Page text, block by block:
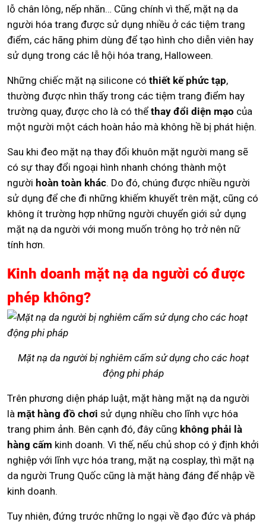
lỗ chân lông, nếp nhăn… Cũng chính vì thế, mặt nạ da
người hóa trang được sử dụng nhiều ở các tiệm trang
điểm, các hãng phim dùng để tạo hình cho diễn viên hay
sử dụng trong các lễ hội hóa trang, Halloween.
Những chiếc mặt nạ silicone có thiết kế phức tạp,
thường được nhìn thấy trong các tiệm trang điểm hay
trường quay, được cho là có thể thay đổi diện mạo của
một người một cách hoàn hảo mà không hề bị phát hiện.
Sau khi đeo mặt nạ thay đổi khuôn mặt người mang sẽ
có sự thay đổi ngoại hình nhanh chóng thành một
người hoàn toàn khác. Do đó, chúng được nhiều người
sử dụng để che đi những khiếm khuyết trên mặt, cũng có
không ít trường hợp những người chuyển giới sử dụng
mặt nạ da người với mong muốn trông họ trở nên nữ
tính hơn.
Kinh doanh mặt nạ da người có được
phép không?
Mặt nạ da người bị nghiêm cấm sử dụng cho các hoạt
động phi pháp
Trên phương diện pháp luật, mặt hàng mặt nạ da người
là mặt hàng đồ chơi sử dụng nhiều cho lĩnh vực hóa
trang phim ảnh. Bên cạnh đó, đây cũng không phải là
hàng cấm kinh doanh. Vì thế, nếu chủ shop có ý định khởi
nghiệp với lĩnh vực hóa trang, mặt nạ cosplay, thì mặt nạ
da người Trung Quốc cũng là mặt hàng đáng để nhập về
kinh doanh.
Tuy nhiên, đứng trước những lo ngại về đạo đức và pháp